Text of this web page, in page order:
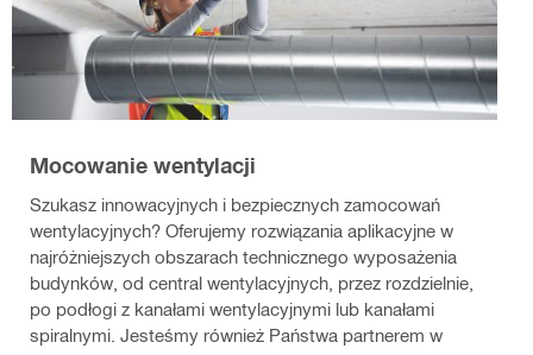
Mocowanie wentylacji
Szukasz innowacyjnych i bezpiecznych zamocowań
wentylacyjnych? Oferujemy rozwiązania aplikacyjne w
najróżniejszych obszarach technicznego wyposażenia
budynków, od central wentylacyjnych, przez rozdzielnie,
po podłogi z kanałami wentylacyjnymi lub kanałami
spiralnymi. Jesteśmy również Państwa partnerem w